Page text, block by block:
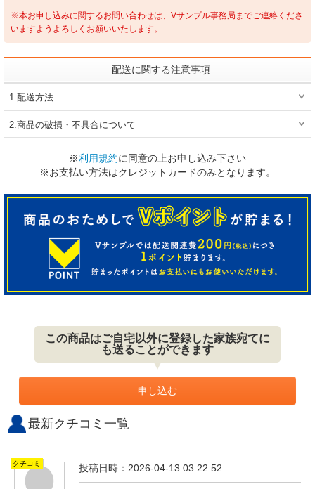
※本お申し込みに関するお問い合わせは、Vサンプル事務局までご連絡くださ
いますようよろしくお願いいたします。
配送に関する注意事項
1.配送方法
2.商品の破損・不具合について
※利用規約に同意の上お申し込み下さい
※お支払い方法はクレジットカードのみとなります。
この商品はご自宅以外に登録した家族宛てに
も送ることができます
申し込む
最新クチコミ一覧
クチコミ 投稿日時：2026-04-13 03:22:52